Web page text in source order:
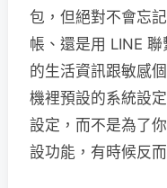
包，但絕對不會忘
帳、還是用 LINE
的生活資訊跟敏感
機裡預設的系統設
設定，而不是為了
設功能，有時候反